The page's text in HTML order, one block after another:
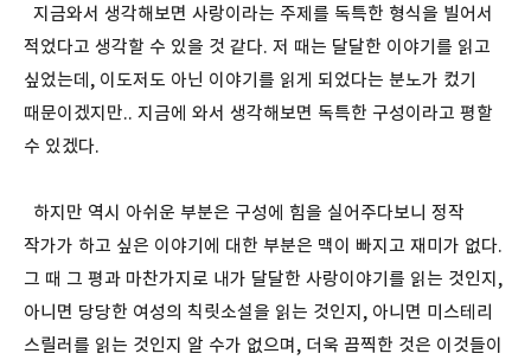
지금와서 생각해보면 사랑이라는 주제를 독특한 형식을 빌어서
적었다고 생각할 수 있을 것 같다. 저 때는 달달한 이야기를 읽고
싶었는데, 이도저도 아닌 이야기를 읽게 되었다는 분노가 컸기
때문이겠지만.. 지금에 와서 생각해보면 독특한 구성이라고 평할
수 있겠다.
하지만 역시 아쉬운 부분은 구성에 힘을 실어주다보니 정작
작가가 하고 싶은 이야기에 대한 부분은 맥이 빠지고 재미가 없다.
그 때 그 평과 마찬가지로 내가 달달한 사랑이야기를 읽는 것인지,
아니면 당당한 여성의 칙릿소설을 읽는 것인지, 아니면 미스테리
스릴러를 읽는 것인지 알 수가 없으며, 더욱 끔찍한 것은 이것들이